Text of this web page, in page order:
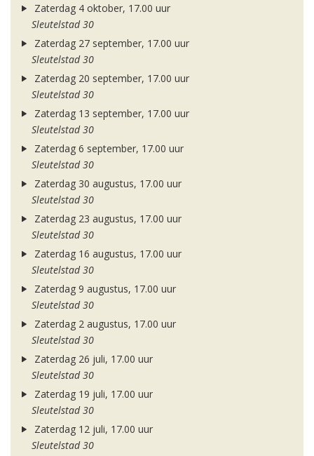
Zaterdag 4 oktober, 17.00 uur
Sleutelstad 30
Zaterdag 27 september, 17.00 uur
Sleutelstad 30
Zaterdag 20 september, 17.00 uur
Sleutelstad 30
Zaterdag 13 september, 17.00 uur
Sleutelstad 30
Zaterdag 6 september, 17.00 uur
Sleutelstad 30
Zaterdag 30 augustus, 17.00 uur
Sleutelstad 30
Zaterdag 23 augustus, 17.00 uur
Sleutelstad 30
Zaterdag 16 augustus, 17.00 uur
Sleutelstad 30
Zaterdag 9 augustus, 17.00 uur
Sleutelstad 30
Zaterdag 2 augustus, 17.00 uur
Sleutelstad 30
Zaterdag 26 juli, 17.00 uur
Sleutelstad 30
Zaterdag 19 juli, 17.00 uur
Sleutelstad 30
Zaterdag 12 juli, 17.00 uur
Sleutelstad 30